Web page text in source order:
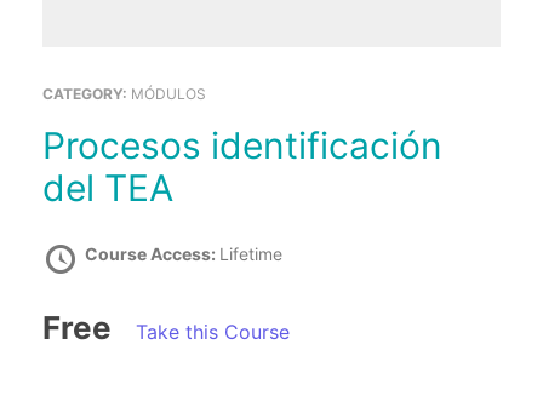
CATEGORY: MÓDULOS
Procesos identificación
del TEA
Course Access: Lifetime
Free Take this Course